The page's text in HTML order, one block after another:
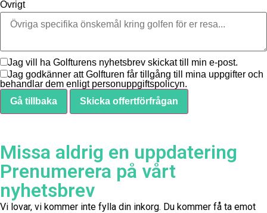
Övrigt
Jag vill ha Golfturens nyhetsbrev skickat till min e-post.
Jag godkänner att Golfturen får tillgång till mina uppgifter och
behandlar dem enligt personuppgiftspolicyn.
Gå tillbaka
Skicka offertförfrågan
Missa aldrig en uppdatering
Prenumerera på vårt
nyhetsbrev
Vi lovar, vi kommer inte fylla din inkorg. Du kommer få ta emot